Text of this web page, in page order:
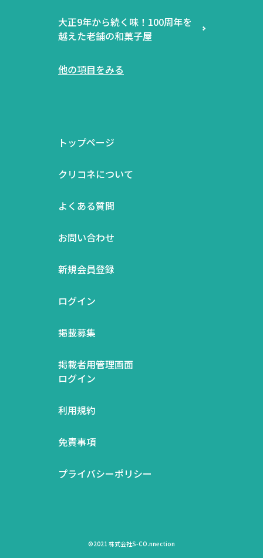
大正9年から続く味！100周年を
越えた老舗の和菓子屋
他の項目をみる
トップページ
クリコネについて
よくある質問
お問い合わせ
新規会員登録
ログイン
掲載募集
掲載者用管理画面
ログイン
利用規約
免責事項
プライバシーポリシー
©2021 株式会社S-CO.nnection